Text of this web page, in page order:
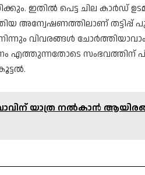
ഇതിൽ പെട്ട ചില കാർഡ്
അന്വേഷണത്തിലാണ് തട്ടിപ്പ്
വിവരങ്ങൾ
എത്തുന്നതോടെ സംഭവത്തിന്
യാത്ര നൽകാൻ